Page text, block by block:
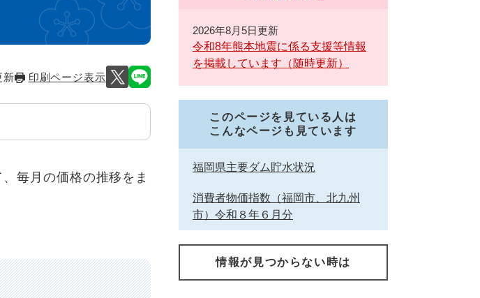
新 印刷ページ表示
毎月の価格の推移をま
2026年8月5日更新
令和8年熊本地震に係る支援等情報
を掲載しています（随時更新）
このページを見ている人は
こんなページも見ています
福岡県主要ダム貯水状況
消費者物価指数（福岡市、北九州
市）令和８年６月分
情報が見つからない時は